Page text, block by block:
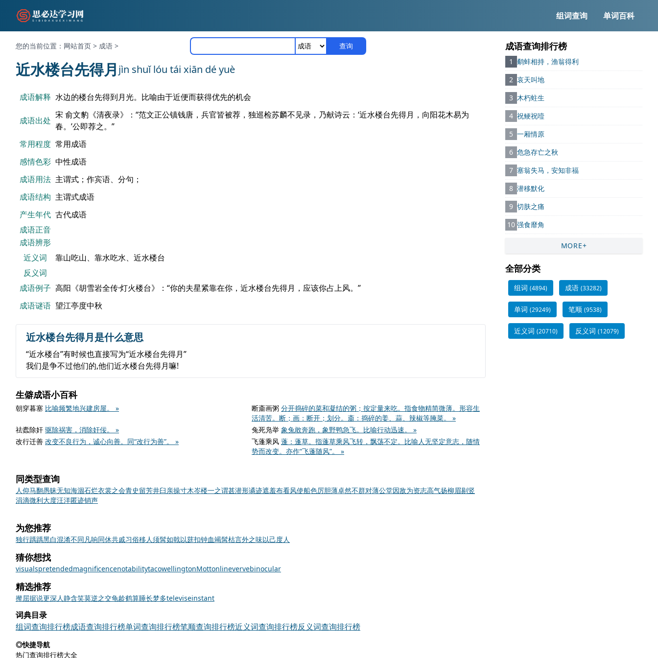
组词查询 单词百科
您的当前位置： 网站首页 > 成语 > 查询
近水楼台先得月jìn shuǐ lóu tái xiān dé yuè
成语解释 水边的楼台先得到月光。比喻由于近便而获得优先的机会
成语出处
宋 俞文豹《清夜录》：“范文正公镇钱唐，兵官皆被荐，独巡检苏麟不见录，乃献诗云：‘近水楼台先得月，向阳花木易为
春。’公即荐之。”
常用程度 常用成语
感情色彩 中性成语
成语用法 主谓式；作宾语、分句；
成语结构 主谓式成语
产生年代 古代成语
成语正音
成语辨形
近义词
靠山吃山、靠水吃水、近水楼台
反义词
成语例子 高阳《胡雪岩全传·灯火楼台》：“你的夫星紧靠在你，近水楼台先得月，应该你占上风。”
成语谜语 望江亭度中秋
近水楼台先得月是什么意思
“近水楼台”有时候也直接写为“近水楼台先得月”
我们是争不过他们的,他们近水楼台先得月嘛!
生僻成语小百科
朝穿暮塞 比喻频繁地兴建房屋。 » 断齑画粥 分开捣碎的菜和凝结的粥；按定量来吃。指食物精简微薄。形容生
活清苦。断；画：断开；划分。齑：捣碎的姜、蒜、辣椒等腌菜。 »
祛蠹除奸 驱除祸害，消除奸佞。 » 兔死凫举 象兔敢奔跑，象野鸭急飞。比喻行动迅速。 »
改行迁善 改变不良行为，诚心向善。同“改行为善”。 » 飞蓬乘风 蓬：蓬草。指蓬草乘风飞转，飘荡不定。比喻人无坚定意志，随情
势而改变。亦作“飞蓬随风”。 »
同类型查询
人仰马翻愚昧无知海涸石烂衣裳之会青史留芳井臼亲操寸木岑楼一之谓甚潜形谲迹遮羞布看风使船色厉胆薄卓然不群对薄公堂因敌为资志高气扬柳眉剔竖
涓滴微利大度汪洋匿迹销声
为您推荐
独行踽踽黑白混淆不同凡响同休共戚习俗移人须髯如戟以莛扣钟血竭髯枯言外之味以己度人
猜你想找
visualspretendedmagnificencenotabilitytacowellingtonMottonlinevervebinocular
精选推荐
撵屈据说更深人静含笑莫逆之交龟龄鹤算睡长梦多televiseinstant
词典目录
组词查询排行榜成语查询排行榜单词查询排行榜笔顺查询排行榜近义词查询排行榜反义词查询排行榜
◎快捷导航
热门查询排行榜大全
成语查询排行榜
1 鹬蚌相持，渔翁得利
2 哀天叫地
3 木朽蛀生
4 祝鲠祝噎
5 一厢情原
6 危急存亡之秋
7 塞翁失马，安知非福
8 潜移默化
9 切肤之痛
10 强食靡角
MORE+
全部分类
组词 (4894) 成语 (33282)
单词 (29249) 笔顺 (9538)
近义词 (20710) 反义词 (12079)